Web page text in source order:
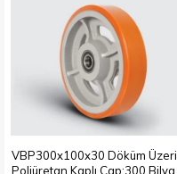
VBP300x100x30 Döküm Üzeri
Poliüretan Kaplı Çap:300 Bilya